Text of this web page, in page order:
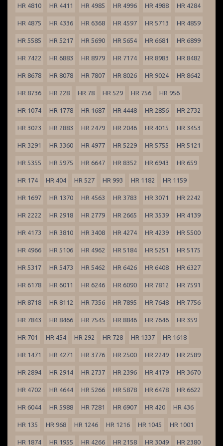
HR 4810 HR 4411 HR 4985 HR 4996 HR 4988 HR 4284
HR 4875 HR 4336 HR 6368 HR 4597 HR 5713 HR 4859
HR 5585 HR 5217 HR 5690 HR 5654 HR 6681 HR 6899
HR 7422 HR 6883 HR 8979 HR 7174 HR 8983 HR 8482
HR 8678 HR 8078 HR 7807 HR 8026 HR 9024 HR 8642
HR 8736 HR 228 HR 78 HR 529 HR 756 HR 956
HR 1074 HR 1778 HR 1687 HR 4448 HR 2856 HR 2732
HR 3023 HR 2883 HR 2479 HR 2046 HR 4015 HR 3453
HR 3291 HR 3360 HR 4977 HR 5229 HR 5755 HR 5121
HR 5355 HR 5975 HR 6647 HR 8352 HR 6943 HR 659
HR 174 HR 404 HR 527 HR 993 HR 1182 HR 1159
HR 1697 HR 1370 HR 4563 HR 3783 HR 3071 HR 2242
HR 2222 HR 2918 HR 2779 HR 2665 HR 3539 HR 4139
HR 4173 HR 3810 HR 3408 HR 4274 HR 4239 HR 5500
HR 4966 HR 5106 HR 4962 HR 5184 HR 5251 HR 5175
HR 5317 HR 5473 HR 5462 HR 6426 HR 6408 HR 6327
HR 6178 HR 6011 HR 6246 HR 6090 HR 7812 HR 7591
HR 8718 HR 8112 HR 7356 HR 7895 HR 7648 HR 7756
HR 7843 HR 8466 HR 7545 HR 8846 HR 7646 HR 359
HR 701 HR 454 HR 292 HR 728 HR 1337 HR 1618
HR 1471 HR 4271 HR 3776 HR 2500 HR 2249 HR 2589
HR 2894 HR 2914 HR 2737 HR 2396 HR 4179 HR 3670
HR 4702 HR 4644 HR 5266 HR 5878 HR 6478 HR 6622
HR 6044 HR 5988 HR 7281 HR 6907 HR 420 HR 436
HR 135 HR 968 HR 1246 HR 1216 HR 1045 HR 1001
HR 1874 HR 1955 HR 4266 HR 2158 HR 3049 HR 2380